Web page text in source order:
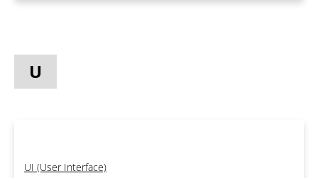
U
UI (User Interface)